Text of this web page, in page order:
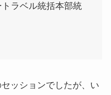
ラベル統括本部統
ッションでしたが、い